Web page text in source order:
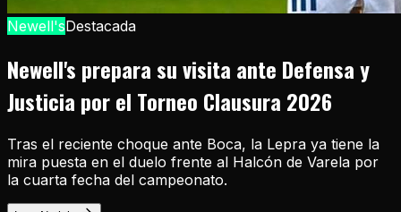
Newell'sDestacada
Newell's prepara su visita ante Defensa y
Justicia por el Torneo Clausura 2026
Tras el reciente choque ante Boca, la Lepra ya tiene la
mira puesta en el duelo frente al Halcón de Varela por
la cuarta fecha del campeonato.